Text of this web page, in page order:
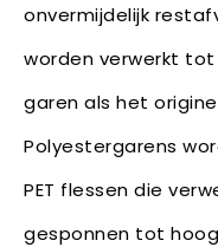
onvermijdelijk
worden verwerkt
garen als het
Polyestergarens
PET flessen die
gesponnen tot